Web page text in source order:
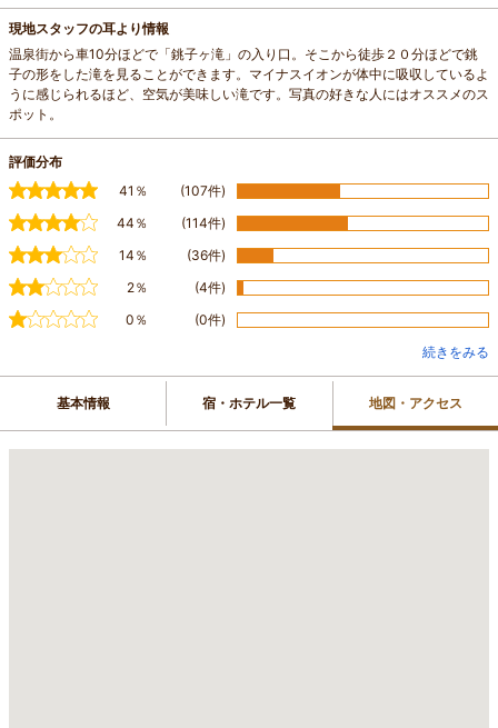
現地スタッフの耳より情報
温泉街から車10分ほどで「銚子ヶ滝」の入り口。そこから徒歩２０分ほどで銚
子の形をした滝を見ることができます。マイナスイオンが体中に吸収しているよ
うに感じられるほど、空気が美味しい滝です。写真の好きな人にはオススメのス
ポット。
評価分布
41％
(107件)
44％
(114件)
14％
(36件)
2％
(4件)
0％
(0件)
続きをみる
基本情報 宿・ホテル一覧 地図・アクセス